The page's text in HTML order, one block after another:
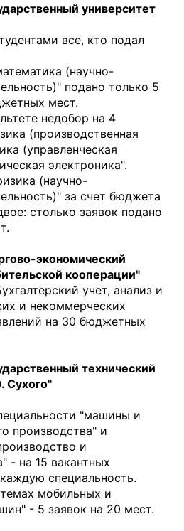
университет
все, кто подал
(научно-
подано только 5
мест.
недобор на 4
(производственная
(управленческая
электроника".
(научно-
за счет бюджета
столько заявок подано
экономический
кооперации"
учет, анализ и
и некоммерческих
на 30 бюджетных
технический
Сухого"
"машины и
производства" и
и
- на 15 вакантных
специальность.
мобильных и
- 5 заявок на 20 мест.